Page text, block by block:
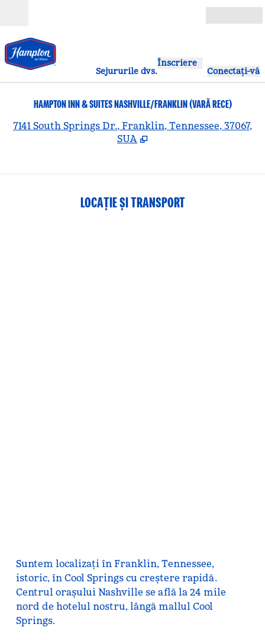
Sejururile dvs.
Înscriere
Conectați-vă
HAMPTON INN & SUITES NASHVILLE/FRANKLIN (VARĂ RECE)
7141 South Springs Dr., Franklin, Tennessee, 37067,
SUA
LOCAȚIE ȘI TRANSPORT
Suntem localizați în Franklin, Tennessee,
istoric, în Cool Springs cu creștere rapidă.
Centrul orașului Nashville se află la 24 mile
nord de hotelul nostru, lângă mallul Cool
Springs.